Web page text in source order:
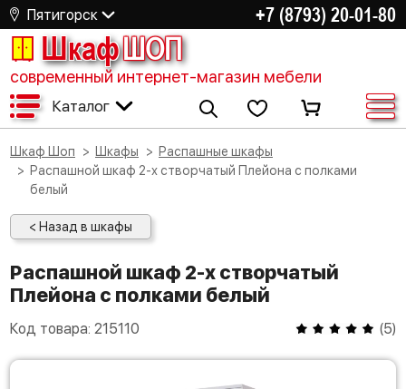
Пятигорск +7 (8793) 20-01-80
ШкафШОП
современный интернет-магазин мебели
Каталог
Шкаф Шоп Шкафы
Распашные шкафы
Распашной шкаф 2-х створчатый Плейона с полками
белый
< Назад в шкафы
Распашной шкаф 2-х створчатый
Плейона с полками белый
Код товара: 215110 (5)